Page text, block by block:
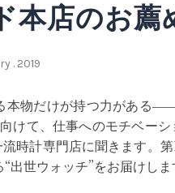
本店のお薦
. 2019
本物だけが持つ力がある
けて、仕事へのモチベー
時計専門店に聞きます。
出世ウォッチ”をお届けし